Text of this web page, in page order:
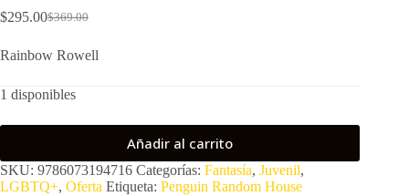
$369.00
El
original
$369.00.
$295.00El
actual
$295.00.
Rainbow Rowell
1 disponibles
Añadir al carrito
SKU: 9786073194716 Categorías: Fantasía, Juvenil,
LGBTQ+, Oferta Etiqueta: Penguin Random House